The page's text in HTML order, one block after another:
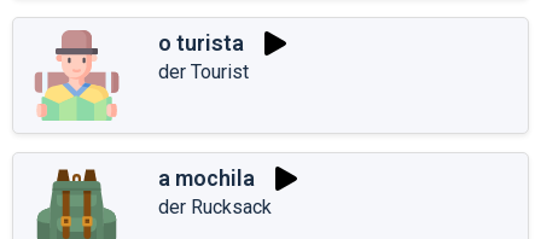
o turista
der Tourist
a mochila
der Rucksack